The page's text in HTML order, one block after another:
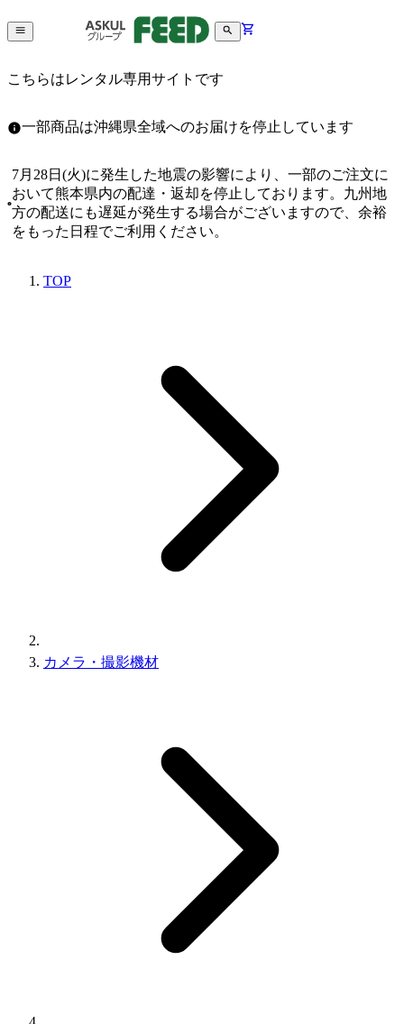
こちらはレンタル専用サイトです
一部商品は沖縄県全域へのお届けを停止しています
7月28日(火)に発生した地震の影響により、一部のご注文に
おいて熊本県内の配達・返却を停止しております。九州地
方の配送にも遅延が発生する場合がございますので、余裕
をもった日程でご利用ください。
TOP
カメラ・撮影機材